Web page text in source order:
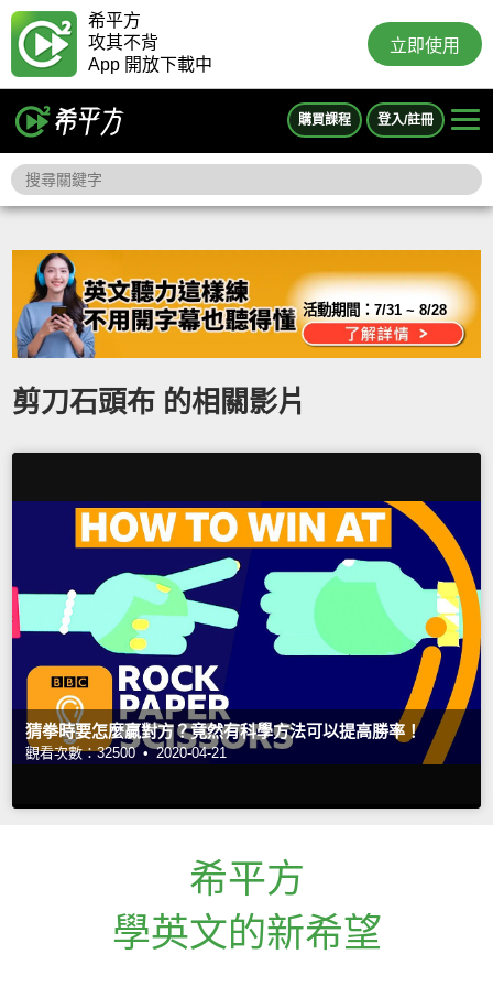
希平方
攻其不背
App 開放下載中
立即使用
購買課程 登入/註冊
活動期間：7/31 ~ 8/28
剪刀石頭布 的相關影片
猜拳時要怎麼贏對方？竟然有科學方法可以提高勝率！
觀看次數：32500 • 2020-04-21
希平方
學英文的新希望